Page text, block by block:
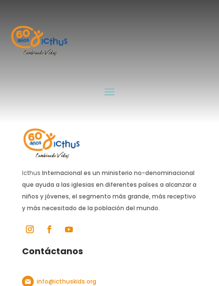
Manual De Icthus
Proximo
Icthus Internacional es un ministerio no-denominacional
que ayuda a las iglesias en diferentes países a alcanzar a
niños y jóvenes, el segmento más grande, más receptivo
y más necesitado de la población del mundo.
Contáctanos
info@icthuskids.org